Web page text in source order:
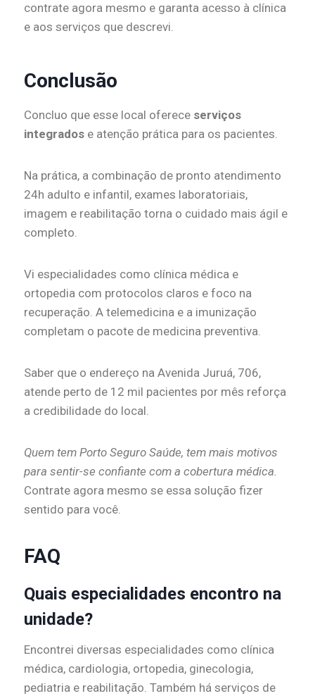
contrate agora mesmo e garanta acesso à clínica
e aos serviços que descrevi.
Conclusão
Concluo que esse local oferece serviços
integrados e atenção prática para os pacientes.
Na prática, a combinação de pronto atendimento
24h adulto e infantil, exames laboratoriais,
imagem e reabilitação torna o cuidado mais ágil e
completo.
Vi especialidades como clínica médica e
ortopedia com protocolos claros e foco na
recuperação. A telemedicina e a imunização
completam o pacote de medicina preventiva.
Saber que o endereço na Avenida Juruá, 706,
atende perto de 12 mil pacientes por mês reforça
a credibilidade do local.
Quem tem Porto Seguro Saúde, tem mais motivos
para sentir-se confiante com a cobertura médica.
Contrate agora mesmo se essa solução fizer
sentido para você.
FAQ
Quais especialidades encontro na
unidade?
Encontrei diversas especialidades como clínica
médica, cardiologia, ortopedia, ginecologia,
pediatria e reabilitação. Também há serviços de